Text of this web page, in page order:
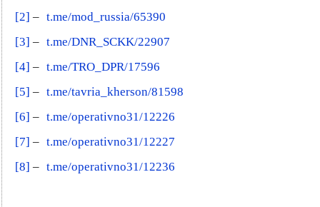
[2] – t.me/mod_russia/65390
[3] – t.me/DNR_SCKK/22907
[4] – t.me/TRO_DPR/17596
[5] – t.me/tavria_kherson/81598
[6] – t.me/operativno31/12226
[7] – t.me/operativno31/12227
[8] – t.me/operativno31/12236